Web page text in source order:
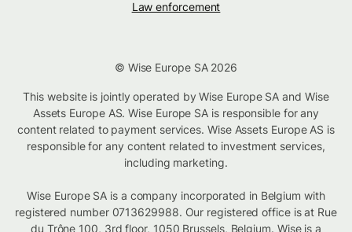
Law enforcement
© Wise Europe SA 2026
This website is jointly operated by Wise Europe SA and Wise
Assets Europe AS. Wise Europe SA is responsible for any
content related to payment services. Wise Assets Europe AS is
responsible for any content related to investment services,
including marketing.
Wise Europe SA is a company incorporated in Belgium with
registered number 0713629988. Our registered office is at Rue
du Trône 100, 3rd floor, 1050 Brussels, Belgium. Wise is a